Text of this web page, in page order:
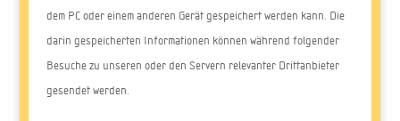
dem PC oder einem anderen Gerät gespeichert werden kann. Die
darin gespeicherten Informationen können während folgender
Besuche zu unseren oder den Servern relevanter Drittanbieter
gesendet werden.